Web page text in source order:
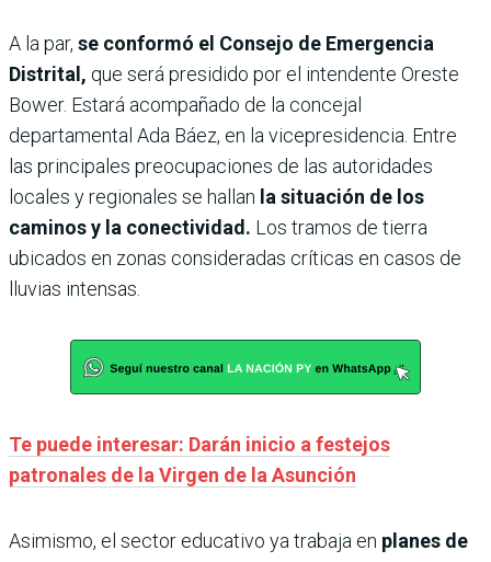
A la par, se conformó el Consejo de Emergencia
Distrital, que será presidido por el intendente Oreste
Bower. Estará acompañado de la concejal
departamental Ada Báez, en la vicepresidencia. Entre
las principales preocupaciones de las autoridades
locales y regionales se hallan la situación de los
caminos y la conectividad. Los tramos de tierra
ubicados en zonas consideradas críticas en casos de
lluvias intensas.
Te puede interesar: Darán inicio a festejos
patronales de la Virgen de la Asunción
Asimismo, el sector educativo ya trabaja en planes de